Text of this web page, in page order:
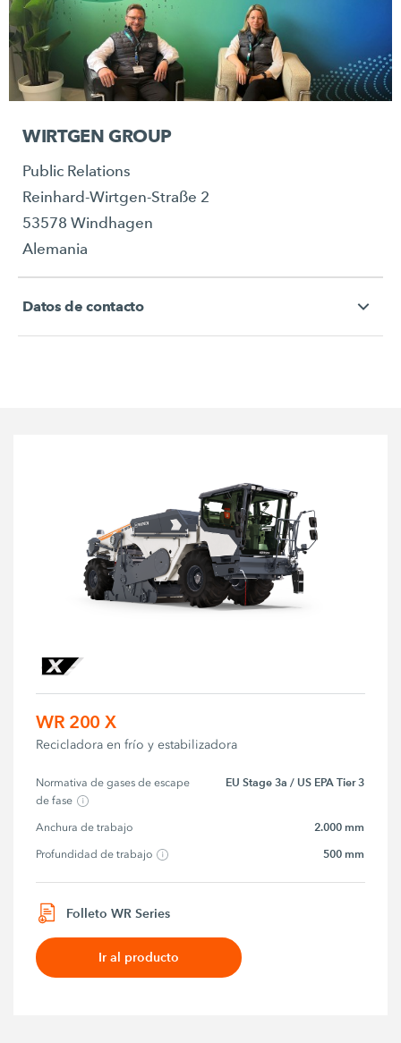
WIRTGEN GROUP
Public Relations
Reinhard-Wirtgen-Straße 2
53578 Windhagen
Alemania
Datos de contacto
WR 200 X
Recicladora en frío y estabilizadora
Normativa de gases de escape
de fase
EU Stage 3a / US EPA Tier 3
Anchura de trabajo 2.000 mm
Profundidad de trabajo 500 mm
Folleto WR Series
Ir al producto